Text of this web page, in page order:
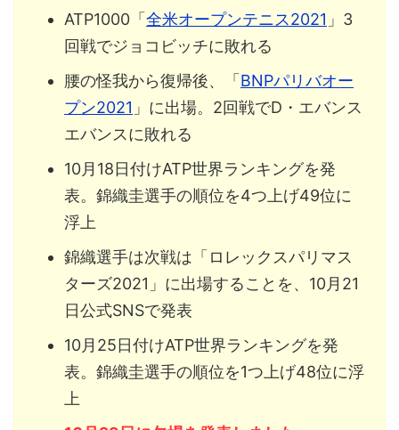
ATP1000「 全米オープンテニス2021 」3
回戦でジョコビッチに敗れる
腰の怪我から復帰後、「 BNPパリバオー
プン2021 」に出場。2回戦でD・エバンス
エバンスに敗れる
10月18日付けATP世界ランキングを発
表。錦織圭選手の順位を4つ上げ49位に
浮上
錦織選手は次戦は「ロレックスパリマス
ターズ2021」に出場することを、10月21
日公式SNSで発表
10月25日付けATP世界ランキングを発
表。錦織圭選手の順位を1つ上げ48位に浮
上